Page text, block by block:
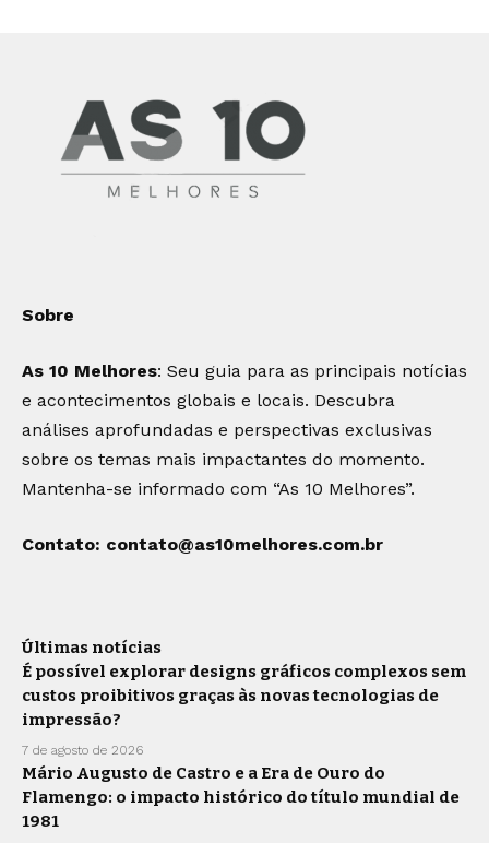
Sobre
As 10 Melhores: Seu guia para as principais notícias
e acontecimentos globais e locais. Descubra
análises aprofundadas e perspectivas exclusivas
sobre os temas mais impactantes do momento.
Mantenha-se informado com “As 10 Melhores”.
Contato: contato@as10melhores.com.br
Últimas notícias
É possível explorar designs gráficos complexos sem
custos proibitivos graças às novas tecnologias de
impressão?
7 de agosto de 2026
Mário Augusto de Castro e a Era de Ouro do
Flamengo: o impacto histórico do título mundial de
1981